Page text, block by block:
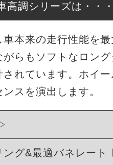
調シリーズは・・・
本来の走行性能を
らもソフトなロン
されています。ホイ
スを演出します。
グ&最適バネレート